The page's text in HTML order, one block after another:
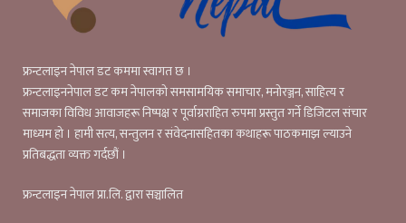
फ्रन्टलाइन नेपाल डट कममा स्वागत छ ।
फ्रन्टलाइननेपाल डट कम नेपालको समसामयिक समाचार, मनोरञ्जन, साहित्य र
समाजका विविध आवाजहरू निष्पक्ष र पूर्वाग्रराहित रुपमा प्रस्तुत गर्ने डिजिटल संचार
माध्यम हो । हामी सत्य, सन्तुलन र संवेदनासहितका कथाहरू पाठकमाझ ल्याउने
प्रतिबद्धता व्यक्त गर्दछौं ।
फ्रन्टलाइन नेपाल प्रा.लि. द्वारा सञ्चालित